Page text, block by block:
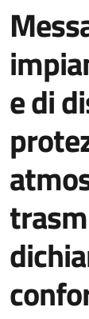
e di